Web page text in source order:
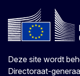
Deze site wordt
Directoraat-